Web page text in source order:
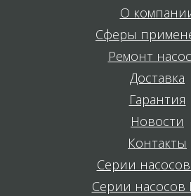
О
Сферы
Ремонт
Доставка
Гарантия
Новости
Контакты
Серии
Серии насосов